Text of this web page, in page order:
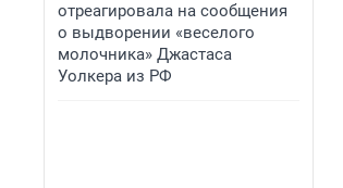
отреагировала на сообщения
о выдворении «веселого
молочника» Джастаса
Уолкера из РФ